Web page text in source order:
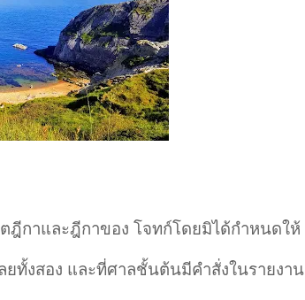
กาและฎีกาของ โจทก์โดยมิได้กำหนดให้
ยทั้งสอง และที่ศาลชั้นต้นมีคำสั่งในรายงาน